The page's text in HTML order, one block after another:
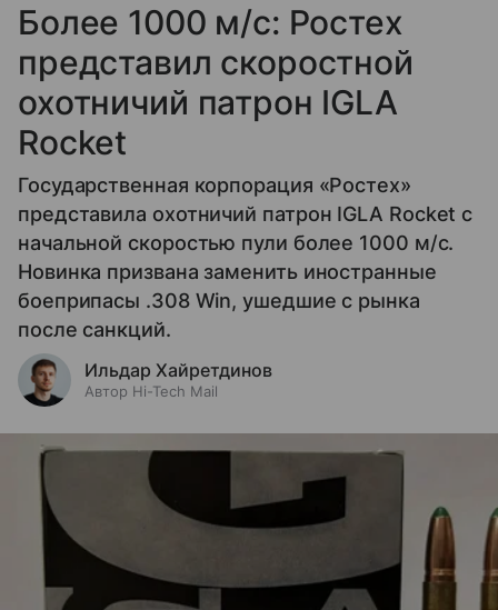
Более 1000 м/с: Ростех
представил скоростной
охотничий патрон IGLA
Rocket
Государственная корпорация «Ростех»
представила охотничий патрон IGLA Rocket с
начальной скоростью пули более 1000 м/с.
Новинка призвана заменить иностранные
боеприпасы .308 Win, ушедшие с рынка
после санкций.
Ильдар Хайретдинов
Автор Hi-Tech Mail